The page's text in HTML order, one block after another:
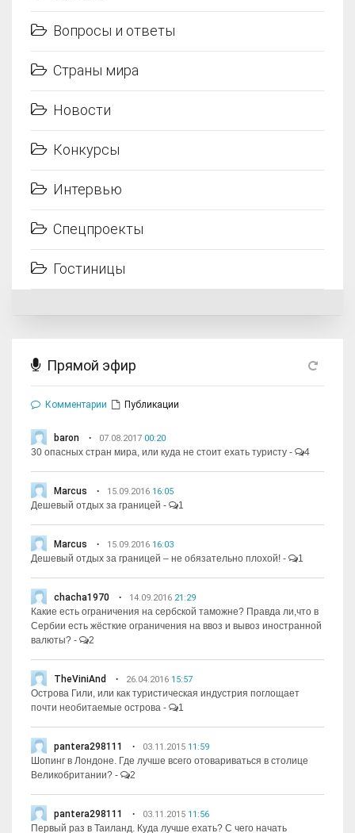
Вопросы и ответы
Страны мира
Новости
Конкурсы
Интервью
Спецпроекты
Гостиницы
Прямой эфир
Комментарии Публикации
baron 07.08.2017 00:20
30 опасных стран мира, или куда не стоит ехать туристу - 4
Marcus 15.09.2016 16:05
Дешевый отдых за границей - 1
Marcus 15.09.2016 16:03
Дешевый отдых за границей – не обязательно плохой! - 1
chacha1970 14.09.2016 21:29
Какие есть ограничения на сербской таможне? Правда ли,что в
Сербии есть жёсткие ограничения на ввоз и вывоз иностранной
валюты? - 2
TheViniAnd 26.04.2016 15:57
Острова Гили, или как туристическая индустрия поглощает
почти необитаемые острова - 1
pantera298111 03.11.2015 11:59
Шопинг в Лондоне. Где лучше всего отовариваться в столице
Великобритании? - 2
pantera298111 03.11.2015 11:56
Первый раз в Таиланд. Куда лучше ехать? С чего начать